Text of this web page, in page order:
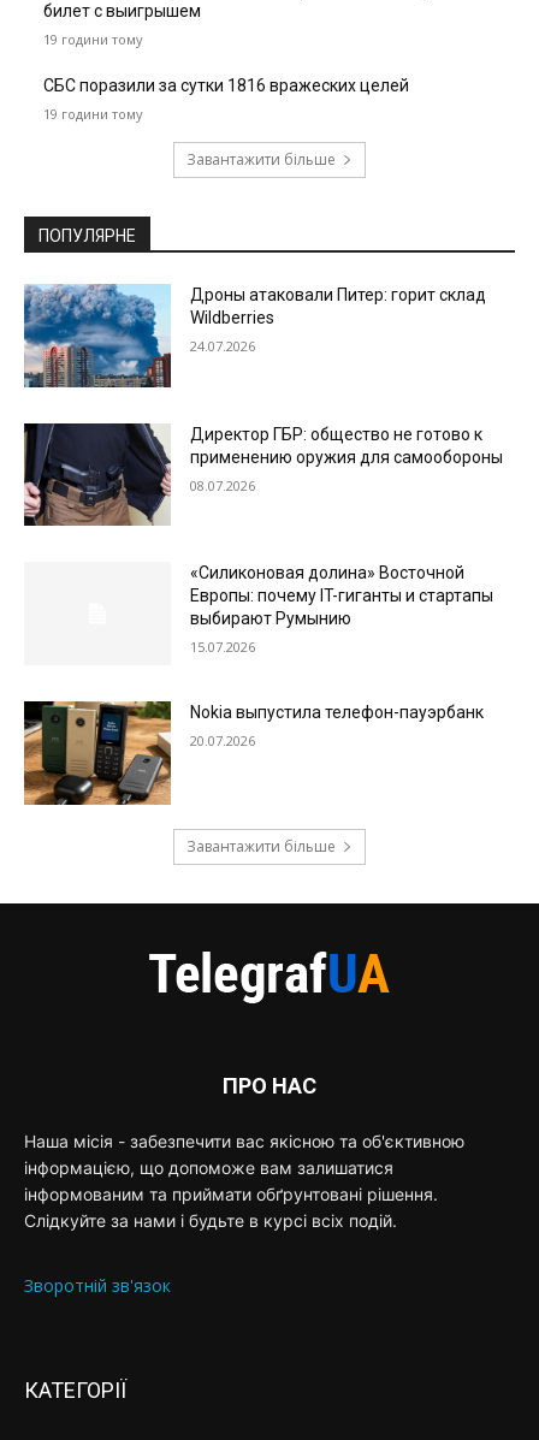
билет с выигрышем
19 години тому
СБС поразили за сутки 1816 вражеских целей
19 години тому
Завантажити більше
ПОПУЛЯРНЕ
Дроны атаковали Питер: горит склад
Wildberries
24.07.2026
Директор ГБР: общество не готово к
применению оружия для самообороны
08.07.2026
«Силиконовая долина» Восточной
Европы: почему IT-гиганты и стартапы
выбирают Румынию
15.07.2026
Nokia выпустила телефон-пауэрбанк
20.07.2026
Завантажити більше
ПРО НАС
Наша місія - забезпечити вас якісною та об'єктивною
інформацією, що допоможе вам залишатися
інформованим та приймати обґрунтовані рішення.
Слідкуйте за нами і будьте в курсі всіх подій.
Зворотній зв'язок
КАТЕГОРІЇ